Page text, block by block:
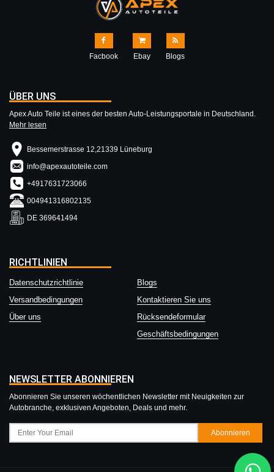
Facbook Ebay Blogs
ÜBER UNS
Apex Auto Teile ist eines der besten Auto-Leistungsportale in Deutschland.
Mehr lesen
Bessemerstrasse 12,21339 Lüneburg
info@apexautoteile.com
+4917631723066
004941316802135
DE 369641494
RICHTLINIEN
Datenschutzrichtlinie
Blogs
Versandbedingungen
Kontaktieren Sie uns
Über uns
Rücksendeformular
Geschäftsbedingungen
NEWSLETTER ABONNIEREN
Abonnieren Sie unseren wöchentlichen Newsletter mit Neuigkeiten zur
Autobranche, exklusiven Angeboten, Deals und mehr.
Abonnieren